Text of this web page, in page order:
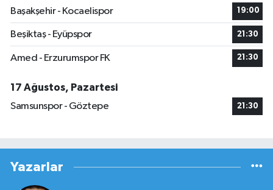
Başakşehir - Kocaelispor
19:00
Beşiktaş - Eyüpspor 21:30
Amed - Erzurumspor FK 21:30
17 Ağustos, Pazartesi
Samsunspor - Göztepe
21:30
Yazarlar